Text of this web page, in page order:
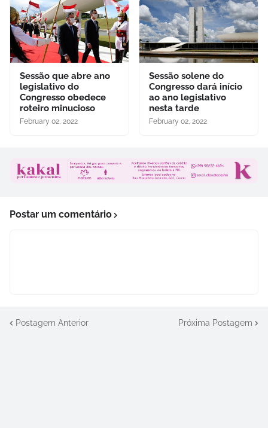
Sessão que abre ano
legislativo do
Congresso obedece
roteiro minucioso
February 02, 2022
Sessão solene do
Congresso dará início
ao ano legislativo
nesta tarde
February 02, 2022
Postar um comentário
Postagem Anterior Próxima Postagem